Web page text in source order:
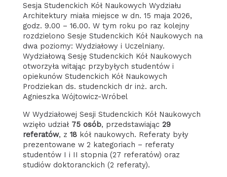
Sesja Studenckich Kół Naukowych Wydziału
Architektury miała miejsce w dn. 15 maja 2026,
godz. 9.00 – 16.00. W tym roku po raz kolejny
rozdzielono Sesje Studenckich Kół Naukowych na
dwa poziomy: Wydziałowy i Uczelniany.
Wydziałową Sesję Studenckich Kół Naukowych
otworzyła witając przybyłych studentów i
opiekunów Studenckich Kół Naukowych
Prodziekan ds. studenckich dr inż. arch.
Agnieszka Wójtowicz-Wróbel
W Wydziałowej Sesji Studenckich Kół Naukowych
wzięło udział 75 osób, przedstawiając 29
referatów, z 18 kół naukowych. Referaty były
prezentowane w 2 kategoriach – referaty
studentów I i II stopnia (27 referatów) oraz
studiów doktoranckich (2 referaty).